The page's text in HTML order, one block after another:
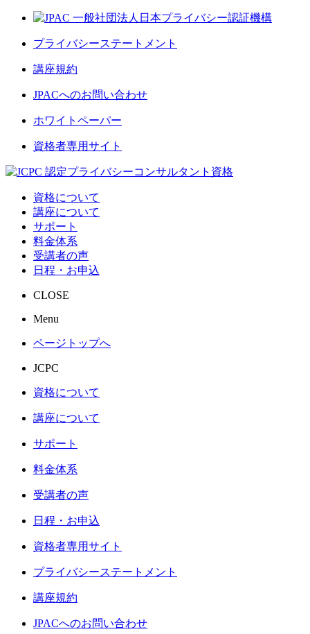
プライバシーステートメント
講座規約
JPACへのお問い合わせ
ホワイトペーパー
資格者専用サイト
資格について
講座について
サポート
料金体系
受講者の声
日程・お申込
CLOSE
Menu
ページトップへ
JCPC
資格について
講座について
サポート
料金体系
受講者の声
日程・お申込
資格者専用サイト
プライバシーステートメント
講座規約
JPACへのお問い合わせ